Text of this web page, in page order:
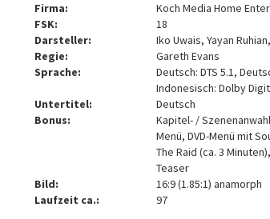
Firma:
Koch Media Home
FSK:
18
Darsteller:
Iko Uwais, Yayan
Regie:
Gareth Evans
Sprache:
Deutsch: DTS 5.1,
Indonesisch: Dolby
Untertitel:
Deutsch
Bonus:
Kapitel- /
Menü, DVD-Menü mit
The Raid (ca. 3
Teaser
Bild:
16:9 (1.85:1) anamorph
Laufzeit ca.:
97